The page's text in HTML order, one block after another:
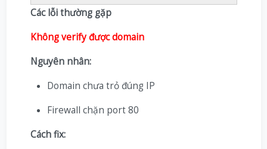
Các lỗi thường gặp
Không verify được domain
Nguyên nhân:
Domain chưa trỏ đúng IP
Firewall chặn port 80
Cách fix: